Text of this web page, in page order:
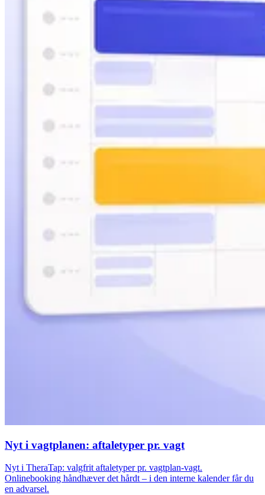
Nyt i vagtplanen: aftaletyper pr. vagt
Nyt i TheraTap: valgfrit aftaletyper pr. vagtplan-vagt.
Onlinebooking håndhæver det hårdt – i den interne kalender får du
en advarsel.